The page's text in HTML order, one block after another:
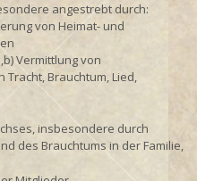
angestrebt durch:
von Heimat- und
Vermittlung von
Brauchtum, Lied,
insbesondere durch
des Brauchtums in der Familie,